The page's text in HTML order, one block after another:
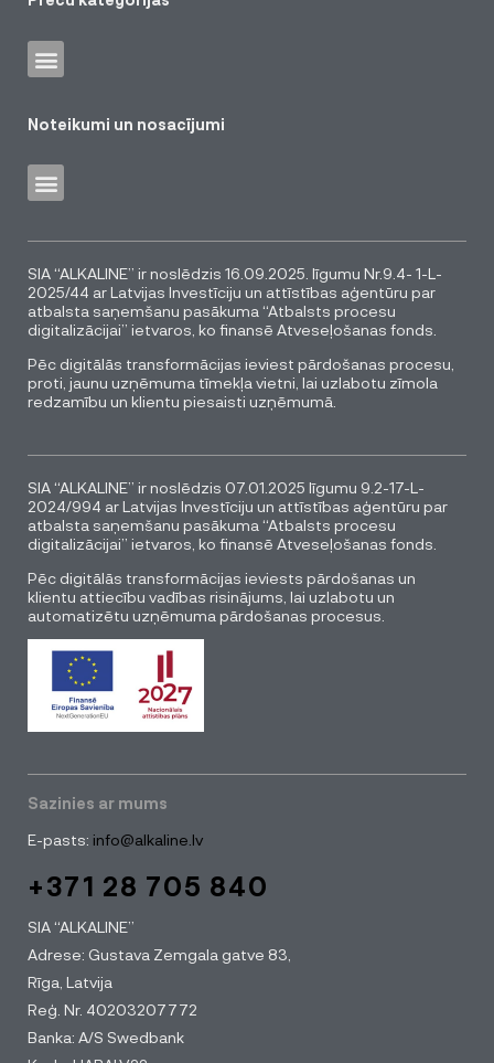
Noteikumi un nosacījumi
SIA “ALKALINE” ir noslēdzis 16.09.2025. līgumu Nr.9.4- 1-L-
2025/44 ar Latvijas Investīciju un attīstības aģentūru par
atbalsta saņemšanu pasākuma “Atbalsts procesu
digitalizācijai” ietvaros, ko finansē Atveseļošanas fonds.
Pēc digitālās transformācijas ieviest pārdošanas procesu,
proti, jaunu uzņēmuma tīmekļa vietni, lai uzlabotu zīmola
redzamību un klientu piesaisti uzņēmumā.
SIA “ALKALINE” ir noslēdzis 07.01.2025 līgumu 9.2-17-L-
2024/994 ar Latvijas Investīciju un attīstības aģentūru par
atbalsta saņemšanu pasākuma “Atbalsts procesu
digitalizācijai” ietvaros, ko finansē Atveseļošanas fonds.
Pēc digitālās transformācijas ieviests pārdošanas un
klientu attiecību vadības risinājums, lai uzlabotu un
automatizētu uzņēmuma pārdošanas procesus.
Sazinies ar mums
E-pasts: info@alkaline.lv
+371 28 705 840
SIA “ALKALINE”
Adrese: Gustava Zemgala gatve 83,
Rīga, Latvija
Reģ. Nr. 40203207772
Banka: A/S Swedbank